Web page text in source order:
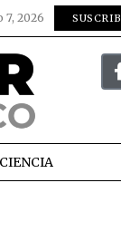
7, 2026
CIENCIA